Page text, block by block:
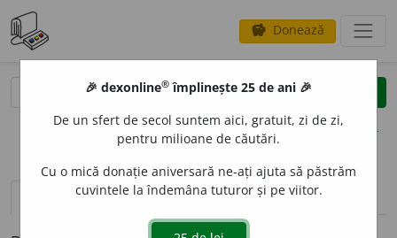
savings Donează
clear
opțiuni
definiții (1)
🎉 dexonline® împlinește 25 de ani 🎉
De un sfert de secol suntem aici, gratuit, zi de zi,
pentru milioane de căutări.
Cu o mică donație aniversară ne-ați ajuta să păstrăm
cuvintele la îndemâna tuturor și pe viitor.